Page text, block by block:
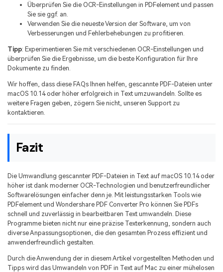
Überprüfen Sie die OCR-Einstellungen in PDFelement und passen
Sie sie ggf. an.
Verwenden Sie die neueste Version der Software, um von
Verbesserungen und Fehlerbehebungen zu profitieren.
Tipp: Experimentieren Sie mit verschiedenen OCR-Einstellungen und
überprüfen Sie die Ergebnisse, um die beste Konfiguration für Ihre
Dokumente zu finden.
Wir hoffen, dass diese FAQs Ihnen helfen, gescannte PDF-Dateien unter
macOS 10.14 oder höher erfolgreich in Text umzuwandeln. Sollte es
weitere Fragen geben, zögern Sie nicht, unseren Support zu
kontaktieren.
Fazit
Die Umwandlung gescannter PDF-Dateien in Text auf macOS 10.14 oder
höher ist dank moderner OCR-Technologien und benutzerfreundlicher
Softwarelösungen einfacher denn je. Mit leistungsstarken Tools wie
PDFelement und Wondershare PDF Converter Pro können Sie PDFs
schnell und zuverlässig in bearbeitbaren Text umwandeln. Diese
Programme bieten nicht nur eine präzise Texterkennung, sondern auch
diverse Anpassungsoptionen, die den gesamten Prozess effizient und
anwenderfreundlich gestalten.
Durch die Anwendung der in diesem Artikel vorgestellten Methoden und
Tipps wird das Umwandeln von PDF in Text auf Mac zu einer mühelosen